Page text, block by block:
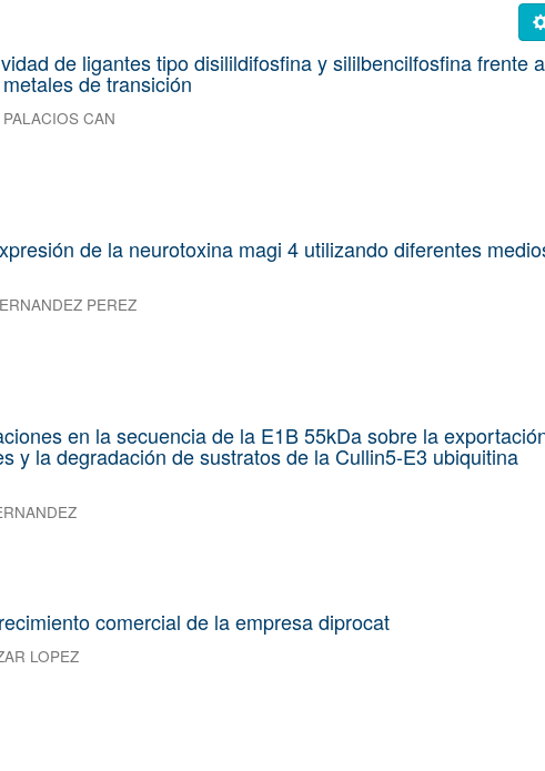
de ligantes tipo disilildifosfina y sililbencilfosfina frente a
de transición
CAN
de la neurotoxina magi 4 utilizando diferentes
PEREZ
en la secuencia de la E1B 55kDa sobre la
y la degradación de sustratos de la Cullin5-E3 ubiquitina
comercial de la empresa diprocat
LOPEZ